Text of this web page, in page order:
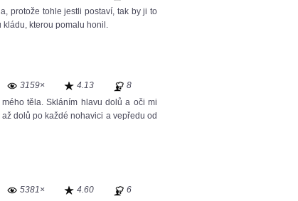
protože tohle jestli postaví, tak by ji to
kládu, kterou pomalu honil.
3159× 4.13
8
těla. Skláním hlavu dolů a oči mi
dolů po každé nohavici a vepředu od
5381× 4.60
6